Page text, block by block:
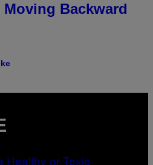
Moving Backward